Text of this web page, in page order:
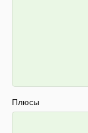
Плюсы